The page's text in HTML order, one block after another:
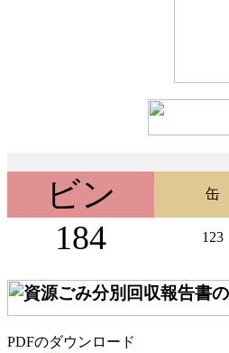
ビン 缶
184 123
PDFのダウンロード